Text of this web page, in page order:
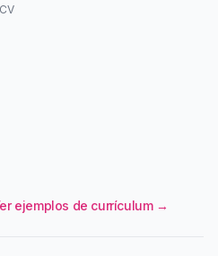
CV
ejemplos de currículum →